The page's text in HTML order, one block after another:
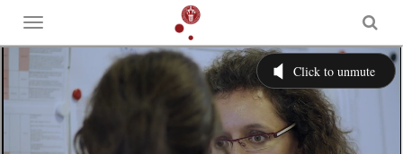
Toggle
menu